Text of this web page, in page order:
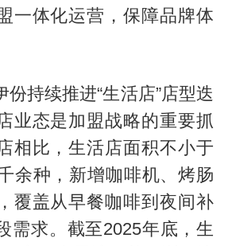
一体化运营，保障品牌体
持续推进“生活店”店型迭
业态是加盟战略的重要抓
相比，生活店面积不小于
余种，新增咖啡机、烤肠
覆盖从早餐咖啡到夜间补
需求。截至2025年底，生